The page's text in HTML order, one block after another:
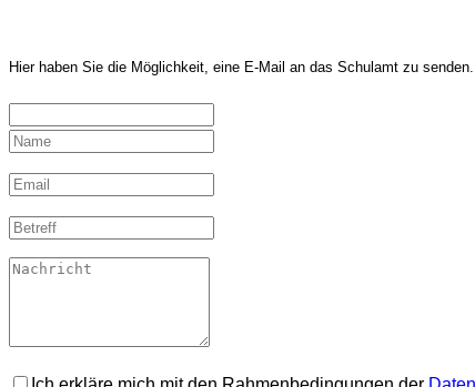
Hier haben Sie die Möglichkeit, eine E-Mail an das Schulamt zu